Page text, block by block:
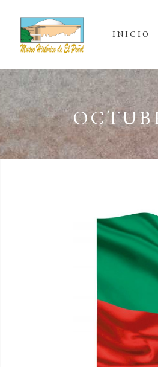
INICIO